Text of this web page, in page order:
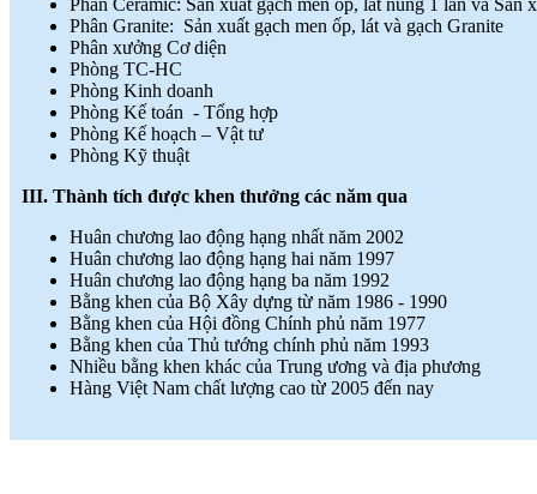
Phân Granite: Sản xuất gạch men ốp, lát và gạch Granite
Phân xưởng Cơ diện
Phòng TC-HC
Phòng Kinh doanh
Phòng Kế toán - Tổng hợp
Phòng Kế hoạch – Vật tư
Phòng Kỹ thuật
III. Thành tích được khen thưởng các năm qua
Huân chương lao động hạng nhất năm 2002
Huân chương lao động hạng hai năm 1997
Huân chương lao động hạng ba năm 1992
Bằng khen của Bộ Xây dựng từ năm 1986 - 1990
Bằng khen của Hội đồng Chính phủ năm 1977
Bằng khen của Thủ tướng chính phủ năm 1993
Nhiều bằng khen khác của Trung ương và địa phương
Hàng Việt Nam chất lượng cao từ 2005 đến nay